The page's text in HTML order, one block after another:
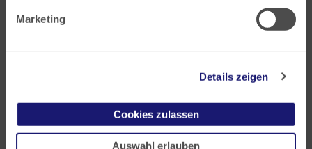
Marketing
Details zeigen
Cookies zulassen
Auswahl erlauben
60314 Frankfurt
Postfach 60 05 66
E-Mail: